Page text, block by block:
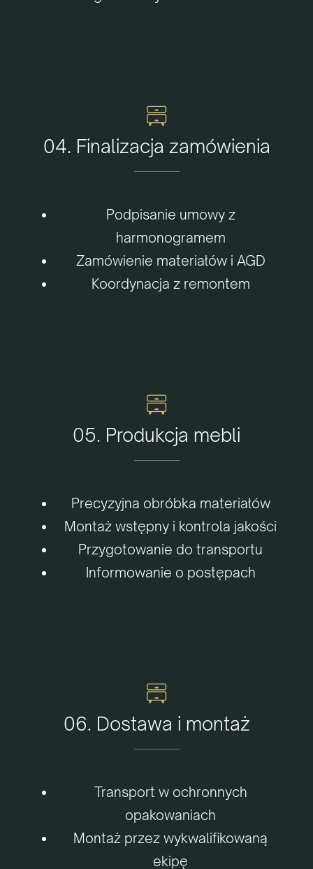
04. Finalizacja zamówienia
Podpisanie umowy z
harmonogramem
Zamówienie materiałów i AGD
Koordynacja z remontem
05. Produkcja mebli
Precyzyjna obróbka materiałów
Montaż wstępny i kontrola jakości
Przygotowanie do transportu
Informowanie o postępach
06. Dostawa i montaż
Transport w ochronnych
opakowaniach
Montaż przez wykwalifikowaną
ekipę